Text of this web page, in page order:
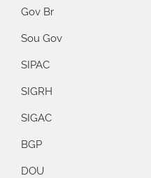
Gov Br
Sou Gov
SIPAC
SIGRH
SIGAC
BGP
DOU